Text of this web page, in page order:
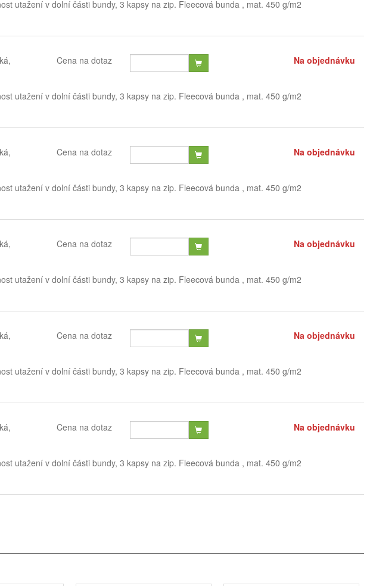
utažení v dolní části bundy, 3 kapsy na zip. Fleecová bunda , mat. 450 g/m2
Cena na dotaz Na objednávku
utažení v dolní části bundy, 3 kapsy na zip. Fleecová bunda , mat. 450 g/m2
Cena na dotaz Na objednávku
utažení v dolní části bundy, 3 kapsy na zip. Fleecová bunda , mat. 450 g/m2
Cena na dotaz Na objednávku
utažení v dolní části bundy, 3 kapsy na zip. Fleecová bunda , mat. 450 g/m2
Cena na dotaz Na objednávku
utažení v dolní části bundy, 3 kapsy na zip. Fleecová bunda , mat. 450 g/m2
Cena na dotaz Na objednávku
utažení v dolní části bundy, 3 kapsy na zip. Fleecová bunda , mat. 450 g/m2